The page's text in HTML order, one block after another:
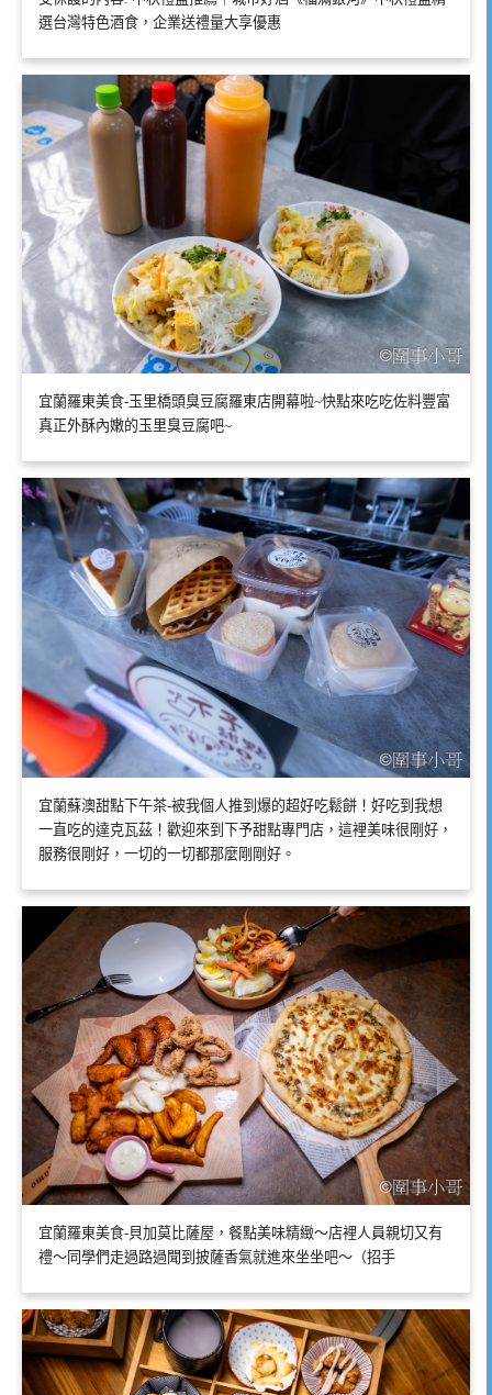
選台灣特色酒食，企業送禮量大享優惠
宜蘭羅東美食-玉里橋頭臭豆腐羅東店開幕啦~快點來吃吃佐料豐富
真正外酥內嫩的玉里臭豆腐吧~
宜蘭蘇澳甜點下午茶-被我個人推到爆的超好吃鬆餅！好吃到我想
一直吃的達克瓦茲！歡迎來到下予甜點專門店，這裡美味很剛好，
服務很剛好，一切的一切都那麼剛剛好。
宜蘭羅東美食-貝加莫比薩屋，餐點美味精緻～店裡人員親切又有
禮～同學們走過路過聞到披薩香氣就進來坐坐吧～（招手